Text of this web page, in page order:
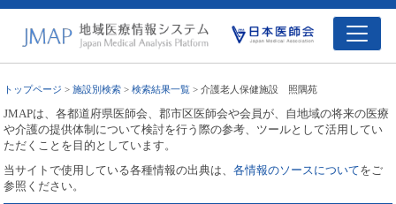
トップページ >施設別検索 >検索結果一覧 > 介護老人保健施設 照隅苑
JMAPは、各都道府県医師会、郡市区医師会や会員が、自地域の将来の医療
や介護の提供体制について検討を行う際の参考、ツールとして活用してい
ただくことを目的としています。
当サイトで使用している各種情報の出典は、各情報のソースについてをご
参照ください。